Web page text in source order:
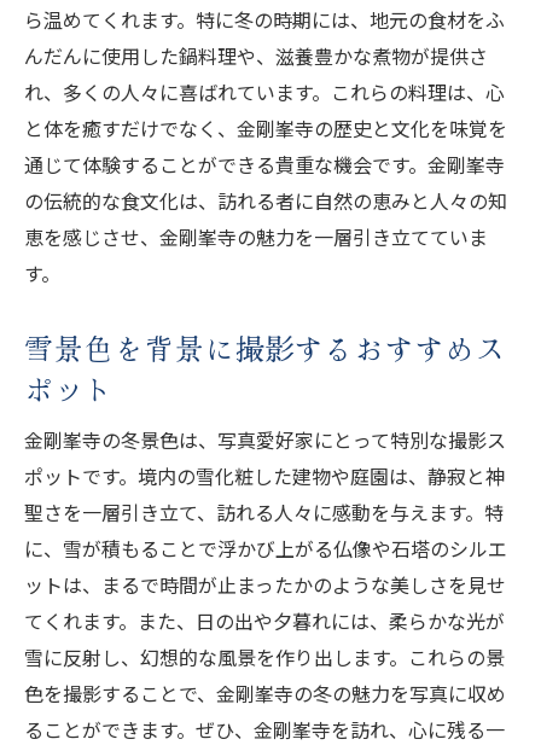
ら温めてくれます。特に冬の時期には、地元の食材をふ
んだんに使用した鍋料理や、滋養豊かな煮物が提供さ
れ、多くの人々に喜ばれています。これらの料理は、心
と体を癒すだけでなく、金剛峯寺の歴史と文化を味覚を
通じて体験することができる貴重な機会です。金剛峯寺
の伝統的な食文化は、訪れる者に自然の恵みと人々の知
恵を感じさせ、金剛峯寺の魅力を一層引き立てていま
す。
雪景色を背景に撮影するおすすめス
ポット
金剛峯寺の冬景色は、写真愛好家にとって特別な撮影ス
ポットです。境内の雪化粧した建物や庭園は、静寂と神
聖さを一層引き立て、訪れる人々に感動を与えます。特
に、雪が積もることで浮かび上がる仏像や石塔のシルエ
ットは、まるで時間が止まったかのような美しさを見せ
てくれます。また、日の出や夕暮れには、柔らかな光が
雪に反射し、幻想的な風景を作り出します。これらの景
色を撮影することで、金剛峯寺の冬の魅力を写真に収め
ることができます。ぜひ、金剛峯寺を訪れ、心に残る一